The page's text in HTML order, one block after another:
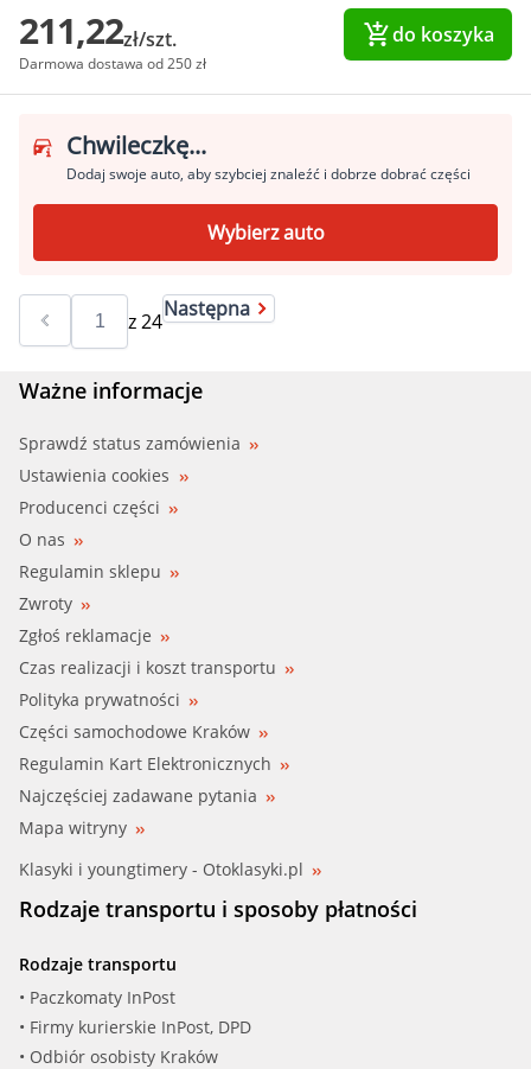
211,22zł/szt.
Darmowa dostawa od 250 zł
do koszyka
Chwileczkę...
Dodaj swoje auto, aby szybciej znaleźć i dobrze dobrać części
Wybierz auto
z24Następna
Ważne informacje
Sprawdź status zamówienia
Ustawienia cookies
Producenci części
O nas
Regulamin sklepu
Zwroty
Zgłoś reklamacje
Czas realizacji i koszt transportu
Polityka prywatności
Części samochodowe Kraków
Regulamin Kart Elektronicznych
Najczęściej zadawane pytania
Mapa witryny
Klasyki i youngtimery - Otoklasyki.pl
Rodzaje transportu i sposoby płatności
Rodzaje transportu
• Paczkomaty InPost
• Firmy kurierskie InPost, DPD
• Odbiór osobisty Kraków